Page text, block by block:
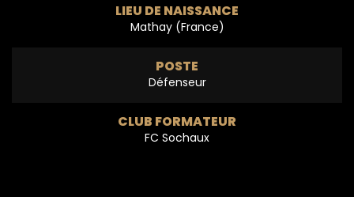
LIEU DE NAISSANCE
Mathay (France)
POSTE
Défenseur
CLUB FORMATEUR
FC Sochaux